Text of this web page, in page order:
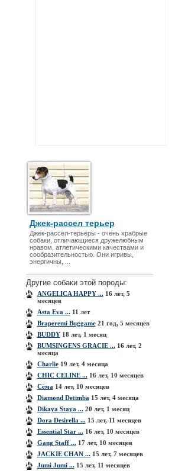
Джек-рассел терьер
Джек-рассел-терьеры - очень храбрые
собаки, отличающиеся дружелюбным
нравом, атлетическими качествами и
сообразительностью. Они игривы,
энергичны, ...
Другие собаки этой породы:
ANGELICA HAPPY ...16 лет, 5
месяцев
Asta Eva ...11 лет
Braperemi Buggame21 год, 5 месяцев
BUDDY18 лет, 1 месяц
BUMSINGENS GRACIE ...16 лет, 2
месяца
Charlie19 лет, 4 месяца
CHIC CELINE ...16 лет, 10 месяцев
Cёма 14 лет, 10 месяцев
Diamond Detimba 15 лет, 4 месяца
Dikaya Staya ...20 лет, 1 месяц
Dora Desirella ...15 лет, 11 месяцев
Essential Star ...16 лет, 10 месяцев
Gang Staff ...17 лет, 10 месяцев
JACKIE CHAN ...15 лет, 7 месяцев
Jumi Jumi ...15 лет, 11 месяцев